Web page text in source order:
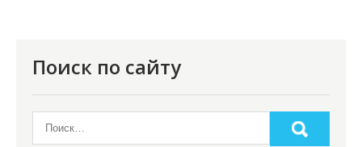
Поиск по сайту